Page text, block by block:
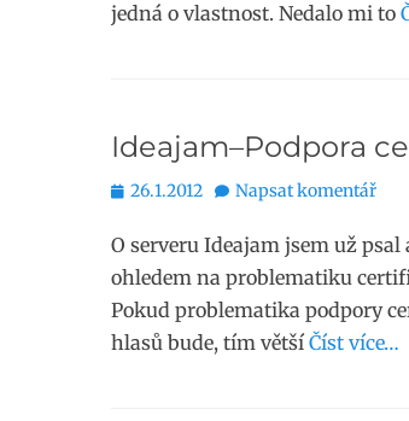
jedná o vlastnost. Nedalo mi to
Ideajam–Podpora
Publikováno
26.1.2012 Napsat komentář
O serveru Ideajam jsem už
ohledem na problematiku
Pokud problematika podpory
hlasů bude, tím větší Číst více…